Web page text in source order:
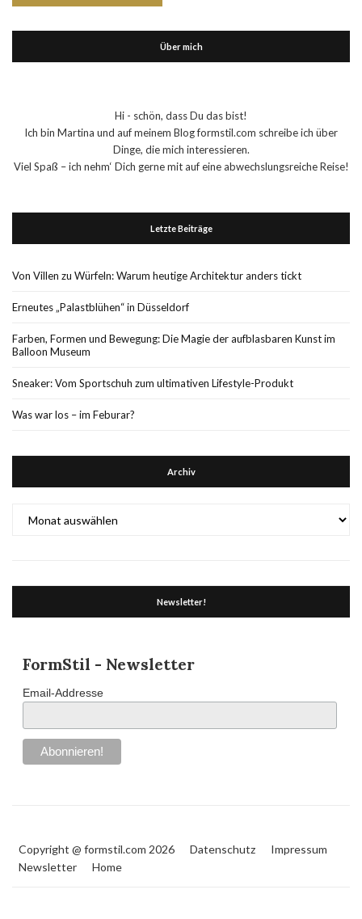
Über mich
Hi - schön, dass Du das bist!
Ich bin Martina und auf meinem Blog formstil.com schreibe ich über
Dinge, die mich interessieren.
Viel Spaß – ich nehm‘ Dich gerne mit auf eine abwechslungsreiche Reise!
Letzte Beiträge
Von Villen zu Würfeln: Warum heutige Architektur anders tickt
Erneutes „Palastblühen“ in Düsseldorf
Farben, Formen und Bewegung: Die Magie der aufblasbaren Kunst im
Balloon Museum
Sneaker: Vom Sportschuh zum ultimativen Lifestyle-Produkt
Was war los – im Feburar?
Archiv
Newsletter!
FormStil - Newsletter
Email-Addresse
Copyright @ formstil.com 2026 Datenschutz
Impressum
Newsletter
Home